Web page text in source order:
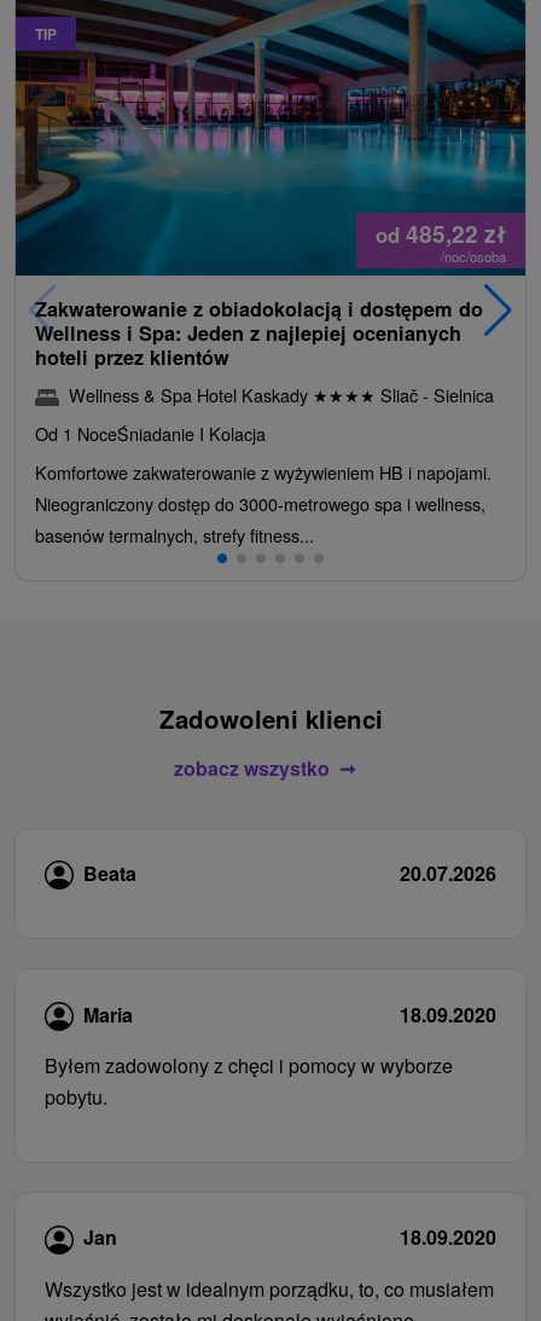
TIP
od 485,22 zł
/noc/osoba
Zakwaterowanie z obiadokolacją i dostępem do
Wellness i Spa: Jeden z najlepiej ocenianych
hoteli przez klientów
Wellness & Spa Hotel Kaskady ★★★★ Sliač - Sielnica
Od 1 NoceŚniadanie I Kolacja
Komfortowe zakwaterowanie z wyżywieniem HB i napojami.
Nieograniczony dostęp do 3000-metrowego spa i wellness,
basenów termalnych, strefy fitness...
Zadowoleni klienci
zobacz wszystko
Beata 20.07.2026
Maria
18.09.2020
Byłem zadowolony z chęci i pomocy w wyborze
pobytu.
Jan
18.09.2020
Wszystko jest w idealnym porządku, to, co musiałem